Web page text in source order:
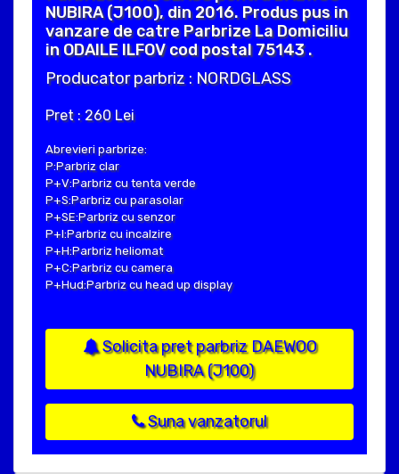
NUBIRA (J100), din 2016. Produs pus in
vanzare de catre Parbrize La Domiciliu
in ODAILE ILFOV cod postal 75143 .
Producator parbriz : NORDGLASS
Pret : 260 Lei
Abrevieri parbrize:
P:Parbriz clar
P+V:Parbriz cu tenta verde
P+S:Parbriz cu parasolar
P+SE:Parbriz cu senzor
P+I:Parbriz cu incalzire
P+H:Parbriz heliomat
P+C:Parbriz cu camera
P+Hud:Parbriz cu head up display
Solicita pret parbriz DAEWOO
NUBIRA (J100)
Suna vanzatorul